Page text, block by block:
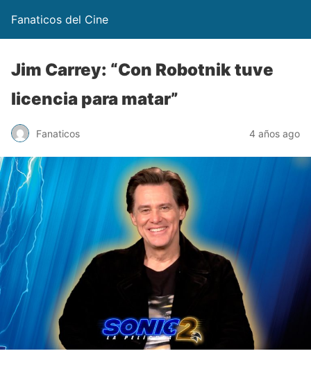
Fanaticos del Cine
Jim Carrey: “Con Robotnik tuve
licencia para matar”
Fanaticos 4 años ago